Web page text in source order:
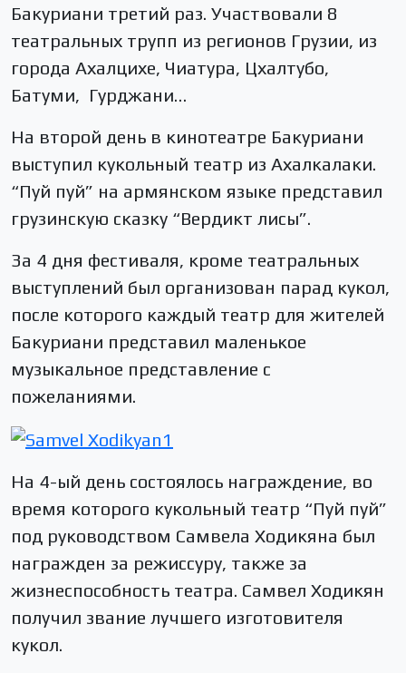
Бакуриани третий раз. Участвовали 8
театральных трупп из регионов Грузии, из
города Ахалцихе, Чиатура, Цхалтубо,
Батуми, Гурджани…
На второй день в кинотеатре Бакуриани
выступил кукольный театр из Ахалкалаки.
“Пуй пуй” на армянском языке представил
грузинскую сказку “Вердикт лисы”.
За 4 дня фестиваля, кроме театральных
выступлений был организован парад кукол,
после которого каждый театр для жителей
Бакуриани представил маленькое
музыкальное представление с
пожеланиями.
На 4-ый день состоялось награждение, во
время которого кукольный театр “Пуй пуй”
под руководством Самвела Ходикяна был
награжден за режиссуру, также за
жизнеспособность театра. Самвел Ходикян
получил звание лучшего изготовителя
кукол.